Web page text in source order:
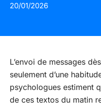
20/01/2026
L’envoi de messages
seulement d’une
psychologues estiment
de ces textos du matin